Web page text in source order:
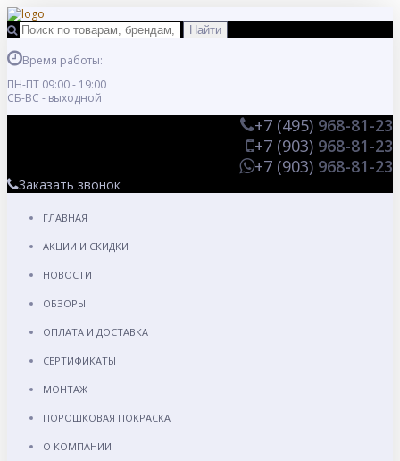
Время работы:
ПН-ПТ 09:00 - 19:00
СБ-ВС - выходной
+7 (495) 968-81-23
+7 (903) 968-81-23
+7 (903) 968-81-23
Заказать звонок
ГЛАВНАЯ
АКЦИИ И СКИДКИ
НОВОСТИ
ОБЗОРЫ
ОПЛАТА И ДОСТАВКА
СЕРТИФИКАТЫ
МОНТАЖ
ПОРОШКОВАЯ ПОКРАСКА
О КОМПАНИИ